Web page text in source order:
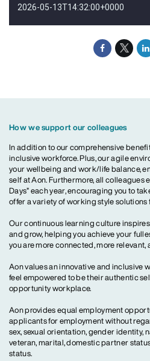
2026-05-13T14:32:00+0000
How we support our colleagues
In addition to our comprehensive
inclusive workforce. Plus, our agile
your wellbeing and work/life balance,
self at Aon. Furthermore, all colleagues
Days” each year, encouraging you to
offer a variety of working style
Our continuous learning culture
and grow, helping you achieve your
you are more connected, more relevant,
Aon values an innovative and inclusive
feel empowered to be their authentic
opportunity workplace.
Aon provides equal employment
applicants for employment without
sex, sexual orientation, gender identity,
veteran, marital, domestic partner
status.